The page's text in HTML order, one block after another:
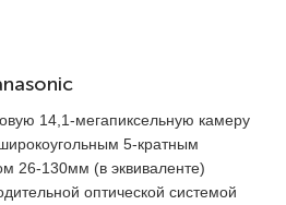
14,1-мегапиксельную камеру
5-кратным
26-130мм (в эквиваленте)
оптической системой